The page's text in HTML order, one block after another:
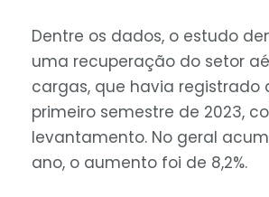
Dentre os dados, o estudo
uma recuperação do setor
cargas, que havia registrado
primeiro semestre de 2023,
levantamento. No geral
ano, o aumento foi de 8,2%.